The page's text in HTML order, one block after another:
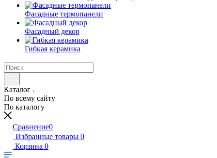
Фасадные термопанели
Фасадный декор
Гибкая керамика
Каталог
По всему сайту
По каталогу
Сравнение0
Избранные товары 0
Корзина 0